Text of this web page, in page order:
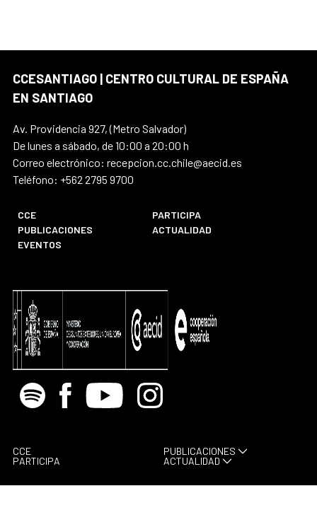
CCESANTIAGO | CENTRO CULTURAL DE ESPAÑA
EN SANTIAGO
Av. Providencia 927, (Metro Salvador)
De lunes a sábado, de 10:00 a 20:00 h
Correo electrónico: recepcion.cc.chile@aecid.es
Teléfono: +562 2795 9700
CCE
PARTICIPA
PUBLICACIONES
ACTUALIDAD
EVENTOS
Spotify Facebook
Youtube Instagram
CCE
PARTICIPA
PUBLICACIONES
ACTUALIDAD